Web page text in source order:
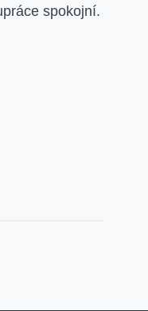
spokojní.